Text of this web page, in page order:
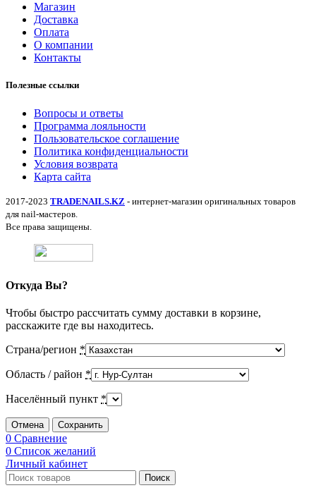
Магазин
Доставка
Оплата
О компании
Контакты
Полезные ссылки
Вопросы и ответы
Программа лояльности
Пользовательское соглашение
Политика конфиденциальности
Условия возврата
Карта сайта
2017-2023 TRADENAILS.KZ - интернет-магазин оригинальных товаров
для nail-мастеров.
Все права защищены.
Откуда Вы?
Чтобы быстро рассчитать сумму доставки в корзине,
расскажите где вы находитесь.
Страна/регион *
Область / район *
Населённый пункт *
Отмена Сохранить
0 Сравнение
0 Список желаний
Личный кабинет
Поиск